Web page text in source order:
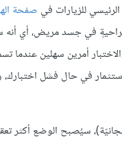
للزيارات في صفحة
جراحيةٍ في جسد مريض، أي
أمرين سهلين عندما
في حال فشل
سيُصبح الوضع أكثر